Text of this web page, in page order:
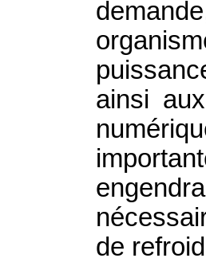
ainsi
de